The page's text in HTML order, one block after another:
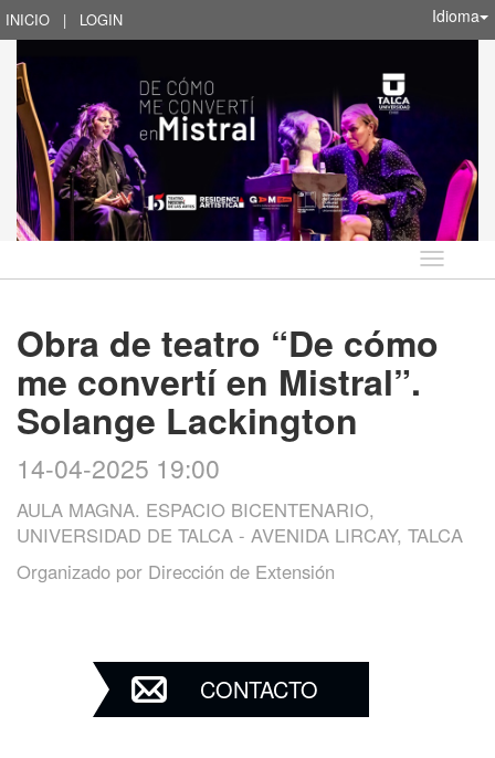
INICIO | LOGIN Idioma
Idioma
Obra de teatro “De cómo
me convertí en Mistral”.
Solange Lackington
14-04-2025 19:00
AULA MAGNA. ESPACIO BICENTENARIO,
UNIVERSIDAD DE TALCA - AVENIDA LIRCAY, TALCA
Organizado por Dirección de Extensión
CONTACTO